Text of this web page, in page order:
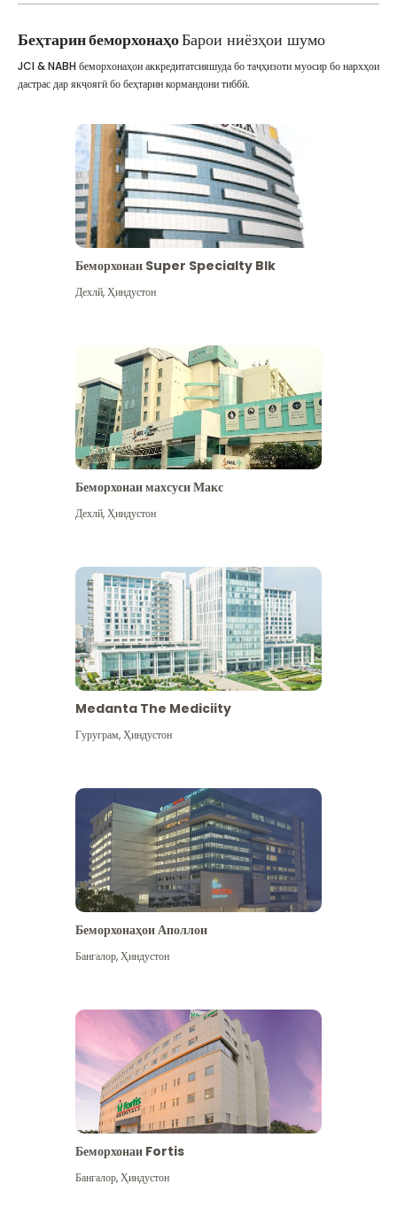
Беҳтарин беморхонаҳоБарои ниёзҳои шумо
Бештар дидан
JCI & NABH беморхонаҳои аккредитатсияшуда бо таҷҳизоти муосир бо нархҳои
дастрас дар якҷоягӣ бо беҳтарин кормандони тиббӣ.
Беморхонаи Super Specialty Blk
Дехлй,Ҳиндустон
Беморхонаи махсуси Макс
Дехлй,Ҳиндустон
Medanta The Mediciity
Гуруграм,Ҳиндустон
Беморхонаҳои Аполлон
Бангалор,Ҳиндустон
Беморхонаи Fortis
Бангалор,Ҳиндустон